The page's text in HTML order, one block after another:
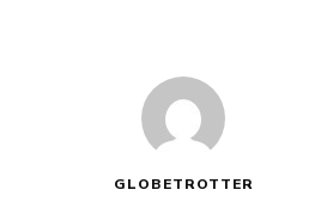
GLOBETROTTER